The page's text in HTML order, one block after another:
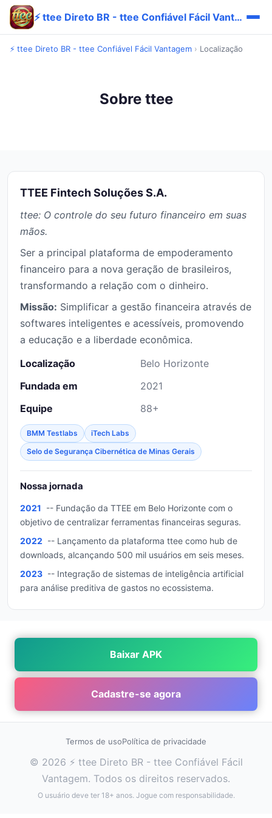
⚡ ttee Direto BR - ttee Confiável Fácil Vantagem
⚡ ttee Direto BR - ttee Confiável Fácil Vantagem › Localização
Sobre ttee
TTEE Fintech Soluções S.A.
ttee: O controle do seu futuro financeiro em suas
mãos.
Ser a principal plataforma de empoderamento
financeiro para a nova geração de brasileiros,
transformando a relação com o dinheiro.
Missão: Simplificar a gestão financeira através de
softwares inteligentes e acessíveis, promovendo
a educação e a liberdade econômica.
Localização
Belo Horizonte
Fundada em
2021
Equipe
88+
BMM Testlabs
iTech Labs
Selo de Segurança Cibernética de Minas Gerais
Nossa jornada
2021 -- Fundação da TTEE em Belo Horizonte com o
objetivo de centralizar ferramentas financeiras seguras.
2022 -- Lançamento da plataforma ttee como hub de
downloads, alcançando 500 mil usuários em seis meses.
2023 -- Integração de sistemas de inteligência artificial
para análise preditiva de gastos no ecossistema.
Baixar APK
Cadastre-se agora
Termos de usoPolítica de privacidade
© 2026 ⚡ ttee Direto BR - ttee Confiável Fácil
Vantagem. Todos os direitos reservados.
O usuário deve ter 18+ anos. Jogue com responsabilidade.